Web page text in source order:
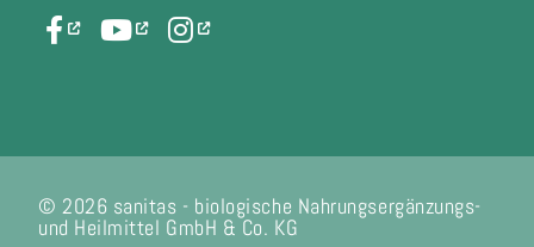
© 2026 sanitas - biologische Nahrungsergänzungs-
und Heilmittel GmbH & Co. KG